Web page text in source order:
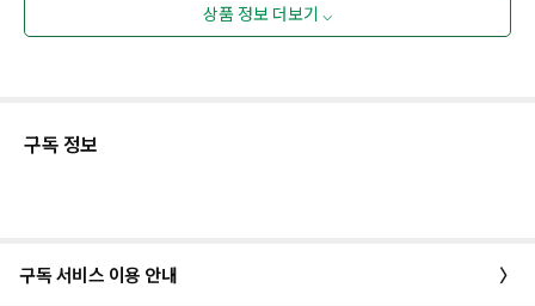
상품 정보 더보기 ⌵
구독 정보
구독 서비스 이용 안내 〉